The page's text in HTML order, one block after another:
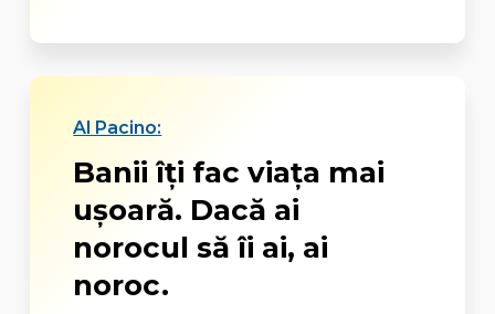
Al Pacino:
Banii îți fac viața mai
ușoară. Dacă ai
norocul să îi ai, ai
noroc.